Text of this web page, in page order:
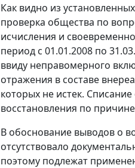
Как видно из
проверка общества по
исчисления и
период с 01.01.2008 по
ввиду неправомерного
отражения в составе
которых не истек.
восстановления по
В обоснование выводов о
отсутствовало
поэтому подлежат